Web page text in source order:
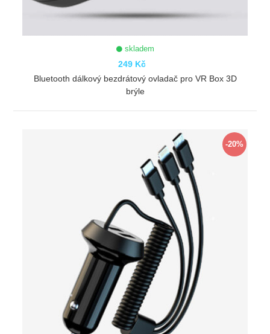
skladem
249 Kč
Bluetooth dálkový bezdrátový ovladač pro VR Box 3D
brýle
-20%